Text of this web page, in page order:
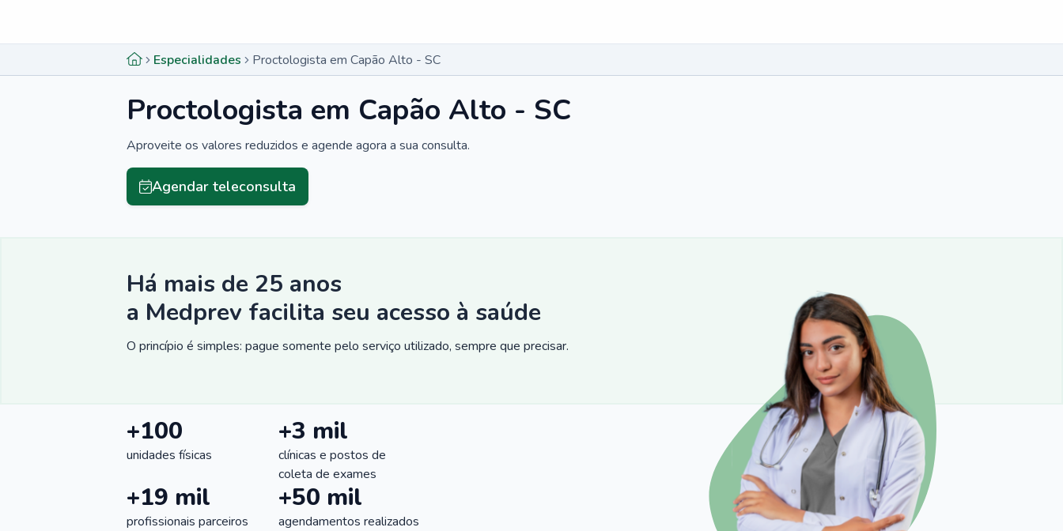
Especialidades Proctologista em Capão Alto - SC
Proctologista em Capão Alto - SC
Aproveite os valores reduzidos e agende agora a sua consulta.
Agendar teleconsulta
Há mais de 25 anos
a Medprev facilita seu acesso à saúde
O princípio é simples: pague somente pelo serviço utilizado, sempre que precisar.
+100
unidades físicas
+3 mil
clínicas e postos de
coleta de exames
+19 mil
profissionais parceiros
+50 mil
agendamentos realizados